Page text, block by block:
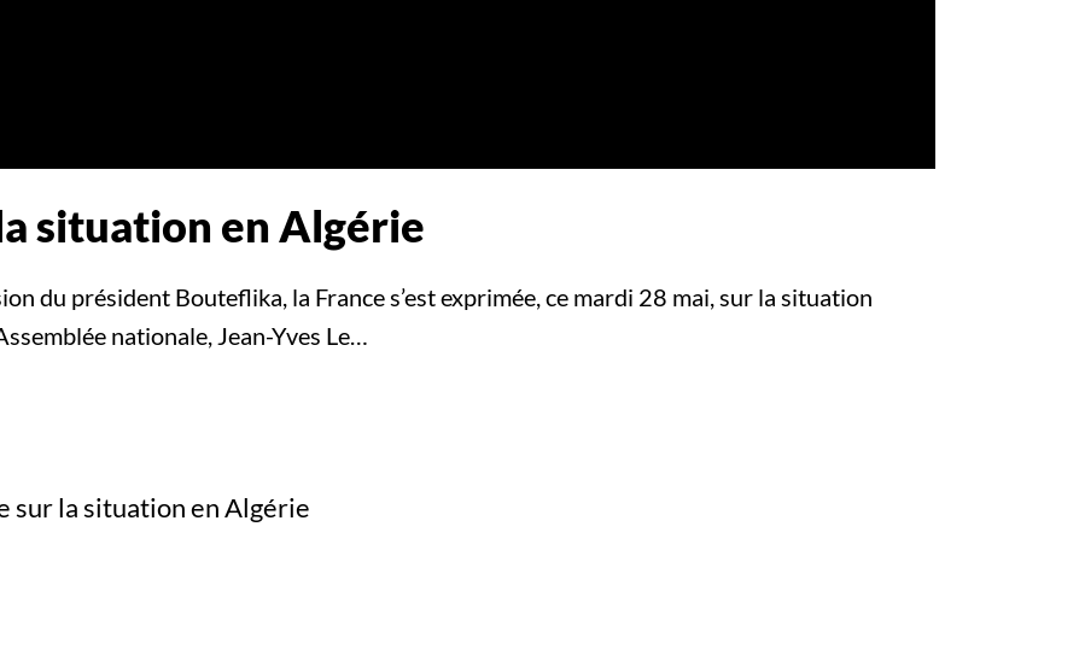
situation en Algérie
du président Bouteflika, la France s’est exprimée, ce mardi 28 mai, sur la situation
nationale, Jean-Yves Le…